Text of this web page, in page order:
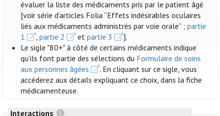
évaluer la liste des médicaments pris par le patient âgé
[voir série d’articles Folia “Effets indésirables oculaires
liés aux médicaments administrés par voie orale” ;partie
1
,partie 2 etpartie 3
].
Le sigle "80+" à côté de certains médicaments indique
qu’ils font partie des sélections du Formulaire de soins
aux personnes âgées
. En cliquant sur ce sigle, vous
accéderez aux détails expliquant ce choix, dans la fiche
médicamenteuse.
Interactions